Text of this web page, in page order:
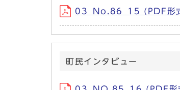
03_No.86_15 (PDF形
町民インタビュー